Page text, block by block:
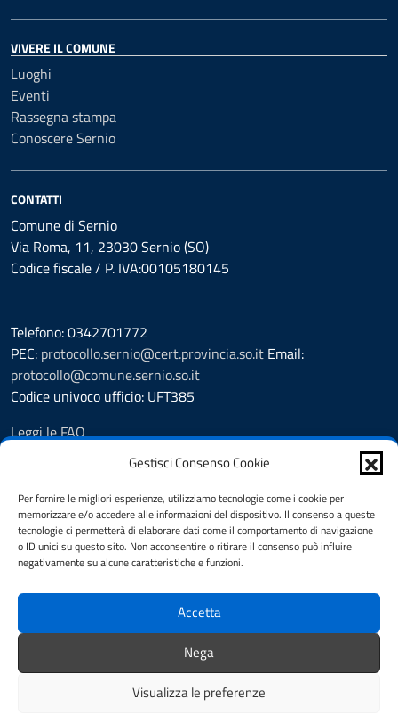
Gestisci Consenso Cookie
Per fornire le migliori esperienze, utilizziamo tecnologie come i cookie per
memorizzare e/o accedere alle informazioni del dispositivo. Il consenso a queste
tecnologie ci permetterà di elaborare dati come il comportamento di navigazione
o ID unici su questo sito. Non acconsentire o ritirare il consenso può influire
negativamente su alcune caratteristiche e funzioni.
Accetta
Nega
Visualizza le preferenze
VIVERE IL COMUNE
Luoghi
Eventi
Rassegna stampa
Conoscere Sernio
CONTATTI
Comune di Sernio
Via Roma, 11, 23030 Sernio (SO)
Codice fiscale / P. IVA:00105180145
Telefono: 0342701772
PEC: protocollo.sernio@cert.provincia.so.it Email:
protocollo@comune.sernio.so.it
Codice univoco ufficio: UFT385
Leggi le FAQ
Prenotazione appuntamento
Segnalazione disservizio
Richiesta assistenza
Albo Pretorio
Amministrazione trasparente
Informativa privacy
Note legali
Dichiarazione di accessibilità
Feedback